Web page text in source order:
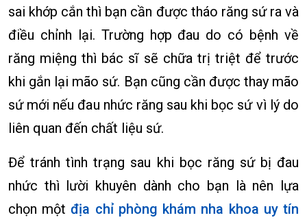
sai khớp cắn thì bạn cần được tháo răng sứ ra và
điều chỉnh lại. Trường hợp đau do có bệnh về
răng miệng thì bác sĩ sẽ chữa trị triệt để trước
khi gắn lại mão sứ. Bạn cũng cần được thay mão
sứ mới nếu đau nhức răng sau khi bọc sứ vì lý do
liên quan đến chất liệu sứ.
Để tránh tình trạng sau khi bọc răng sứ bị đau
nhức thì lười khuyên dành cho bạn là nên lựa
chọn mộtđịa chỉ phòng khám nha khoa uy tín